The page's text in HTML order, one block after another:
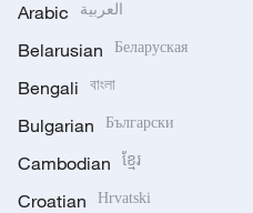
Arabic العربية
Belarusian Беларуская
Bengali বাংলা
Bulgarian Български
Cambodian ខ្មែរ
Croatian Hrvatski